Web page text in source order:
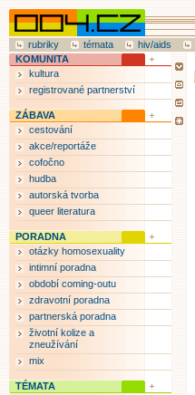
rubriky témata hiv/aids
KOMUNITA
kultura
registrované partnerství
ZÁBAVA
cestování
akce/reportáže
cofočno
hudba
autorská tvorba
queer literatura
PORADNA
otázky homosexuality
intimní poradna
období coming-outu
zdravotní poradna
partnerská poradna
životní kolize a
zneužívání
mix
TÉMATA